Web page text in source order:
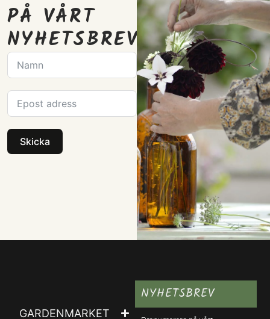
PÅ VÅRT
NYHETSBREV
Skicka
GARDENMARKET
NYHETSBREV